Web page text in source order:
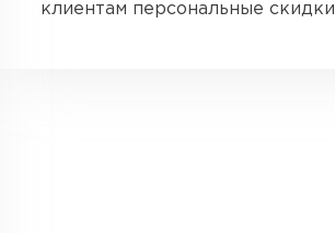
клиентам персональные скидки